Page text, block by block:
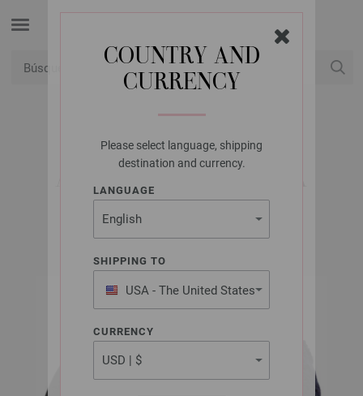
COUNTRY AND
CURRENCY
Please select language, shipping
destination and currency.
LANGUAGE
SHIPPING TO
USA - The United States
of America
CURRENCY
LANA GROSSA
ALTA MODA ALPACA